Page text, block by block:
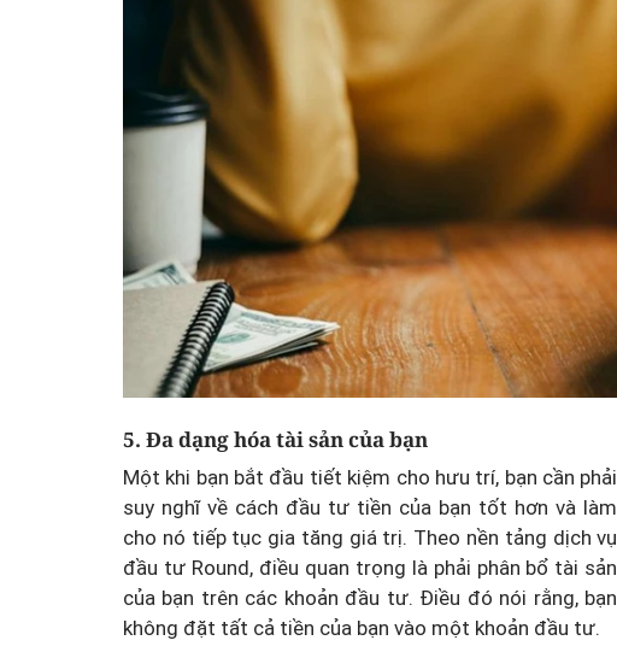
5. Đa dạng hóa tài sản của bạn
Một khi bạn bắt đầu tiết kiệm cho hưu trí, bạn cần phải
suy nghĩ về cách đầu tư tiền của bạn tốt hơn và làm
cho nó tiếp tục gia tăng giá trị. Theo nền tảng dịch vụ
đầu tư Round, điều quan trọng là phải phân bổ tài sản
của bạn trên các khoản đầu tư. Điều đó nói rằng, bạn
không đặt tất cả tiền của bạn vào một khoản đầu tư.